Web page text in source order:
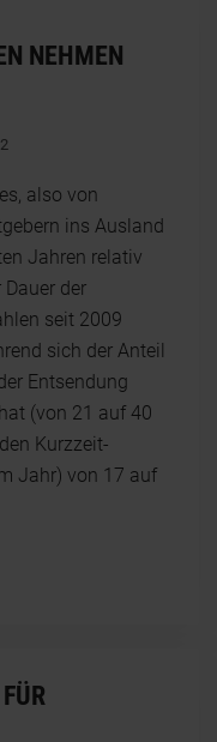
NEHMEN
also von
ins Ausland
Jahren relativ
der
seit 2009
sich der Anteil
Entsendung
(von 21 auf 40
Kurzzeit-
Jahr) von 17 auf